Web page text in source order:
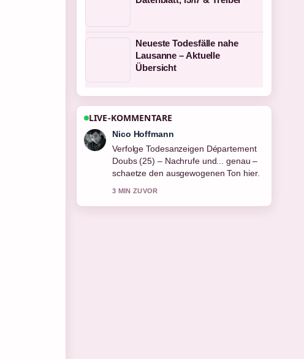
Neueste Todesfälle nahe
Lausanne – Aktuelle
Übersicht
LIVE-KOMMENTARE
Hannah Weber
Hilfreicher Kontext zu Medovik
Honigkuchen in meiner Nähe –
Herkunft.... Bitte haltet diesen Liveticker